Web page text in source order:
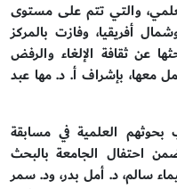
والتي تتم على مستوى
أفريقيا، وفازت بالمركز
عن ثقافة الإلغاء والرفض
معها، بإشراف أ. د. مها عبد
عرض الطلاب بحوثهم العلمية في مسابقة
احتفال الجامعة بالبحث
سالم، د. أمل بدر، ود. سمر